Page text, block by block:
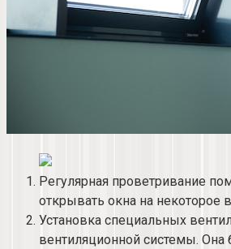
Регулярная проветривание
открывать окна на некоторое
Установка специальных
вентиляционной системы.